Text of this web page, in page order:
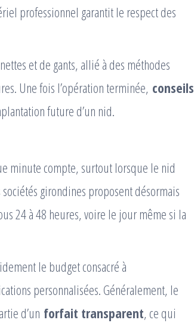
professionnel garantit le respect des
et de gants, allié à des méthodes
Une fois l’opération terminée, conseils
future d’un nid.
minute compte, surtout lorsque le nid
girondines proposent désormais
24 à 48 heures, voire le jour même si la
le budget consacré à
personnalisées. Généralement, le
d’un forfait transparent, ce qui